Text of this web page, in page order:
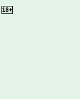
18+